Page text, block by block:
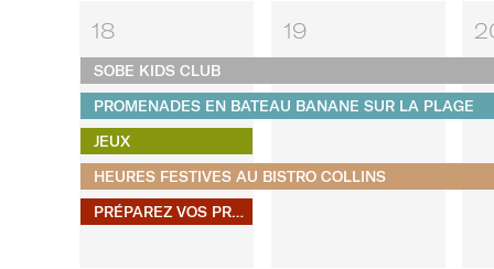
18
SOBE KIDS CLUB
PROMENADES EN BATEAU BANANE SUR LA PLAGE
JEUX
HEURES FESTIVES AU BISTRO COLLINS
PRÉPAREZ VOS PROPRES S'MORES
19